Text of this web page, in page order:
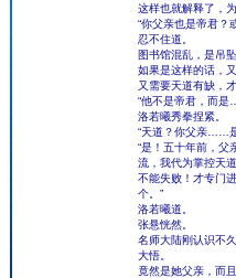
这样也就解释了，
“你父亲也是帝君？
忍不住道。
图书馆混乱，是吊
如果是这样的话，
又需要天道有缺，
“他不是帝君，而
洛若曦秀拳捏紧。
“天道？你父亲……
“是！五十年前，父
流，我代为掌控天
不能失败！才专门
个。”
洛若曦道。
张悬恍然。
名师大陆刚认识不
大悟。
竟然是她父亲，而